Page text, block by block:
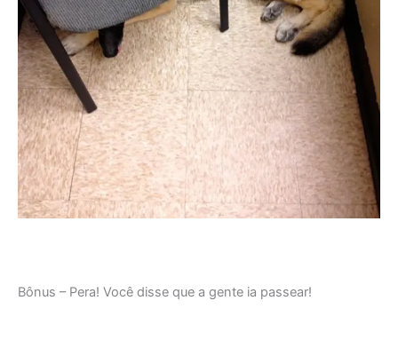
Bônus – Pera! Você disse que a gente ia passear!